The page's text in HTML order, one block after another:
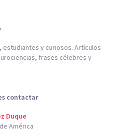
y curiosos. Artículos
frases célebres y
contactar
Duque
América